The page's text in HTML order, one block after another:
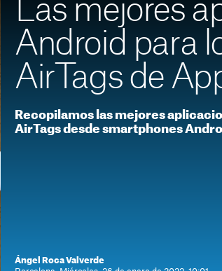
Las mejores
Android para
AirTags de
Recopilamos las mejores
AirTags desde smartphones
Ángel Roca Valverde